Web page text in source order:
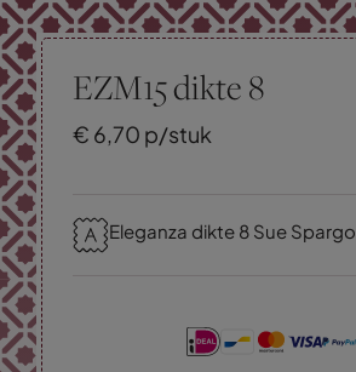
EZM15 dikte 8
€ 6,70 p/stuk
Eleganza dikte 8 Sue Spargo